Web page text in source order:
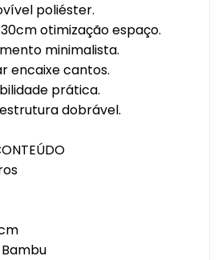
poliéster.
otimização espaço.
minimalista.
encaixe cantos.
prática.
dobrável.